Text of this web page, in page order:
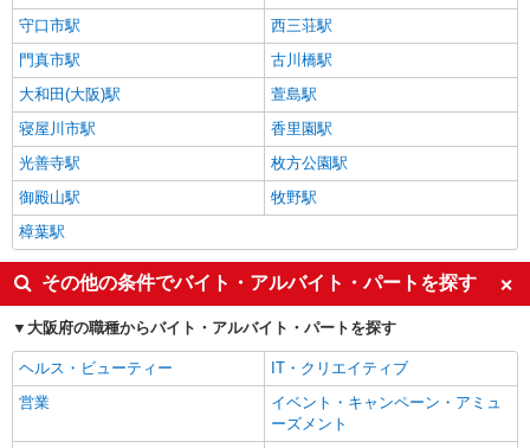
守口市駅
西三荘駅
門真市駅
古川橋駅
大和田(大阪)駅
萱島駅
寝屋川市駅
香里園駅
光善寺駅
枚方公園駅
御殿山駅
牧野駅
樟葉駅
その他の条件でバイト・アルバイト・パートを探す
大阪府の職種からバイト・アルバイト・パートを探す
ヘルス・ビューティー
IT・クリエイティブ
営業
イベント・キャンペーン・アミュ
ーズメント